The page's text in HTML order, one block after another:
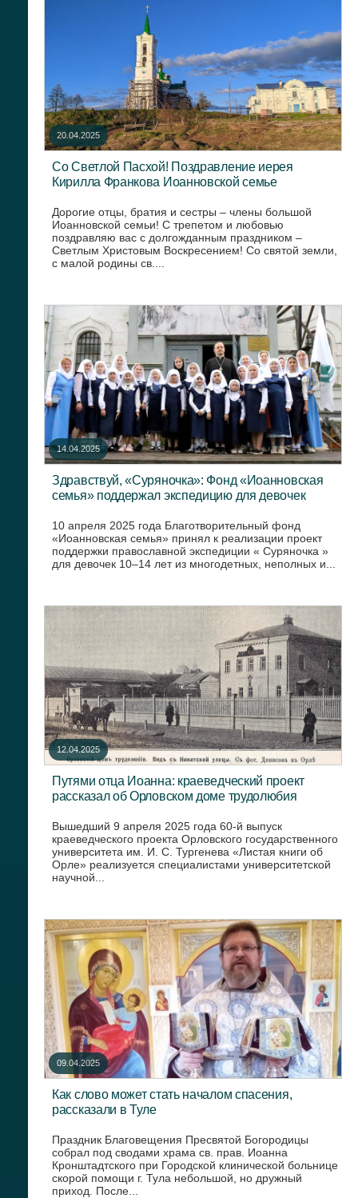
20.04.2025
Со Светлой Пасхой! Поздравление иерея
Кирилла Франкова Иоанновской семье
Дорогие отцы, братия и сестры – члены большой
Иоанновской семьи! С трепетом и любовью
поздравляю вас с долгожданным праздником –
Светлым Христовым Воскресением! Со святой земли,
с малой родины св....
14.04.2025
Здравствуй, «Суряночка»: Фонд «Иоанновская
семья» поддержал экспедицию для девочек
10 апреля 2025 года Благотворительный фонд
«Иоанновская семья» принял к реализации проект
поддержки православной экспедиции « Суряночка »
для девочек 10–14 лет из многодетных, неполных и...
12.04.2025
Путями отца Иоанна: краеведческий проект
рассказал об Орловском доме трудолюбия
Вышедший 9 апреля 2025 года 60-й выпуск
краеведческого проекта Орловского государственного
университета им. И. С. Тургенева «Листая книги об
Орле» реализуется специалистами университетской
научной...
09.04.2025
Как слово может стать началом спасения,
рассказали в Туле
Праздник Благовещения Пресвятой Богородицы
собрал под сводами храма св. прав. Иоанна
Кронштадтского при Городской клинической больнице
скорой помощи г. Тула небольшой, но дружный
приход. После...